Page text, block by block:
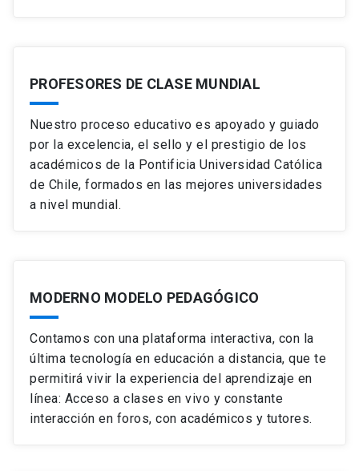
PROFESORES DE CLASE MUNDIAL
Nuestro proceso educativo es apoyado y guiado
por la excelencia, el sello y el prestigio de los
académicos de la Pontificia Universidad Católica
de Chile, formados en las mejores universidades
a nivel mundial.
MODERNO MODELO PEDAGÓGICO
Contamos con una plataforma interactiva, con la
última tecnología en educación a distancia, que te
permitirá vivir la experiencia del aprendizaje en
línea: Acceso a clases en vivo y constante
interacción en foros, con académicos y tutores.